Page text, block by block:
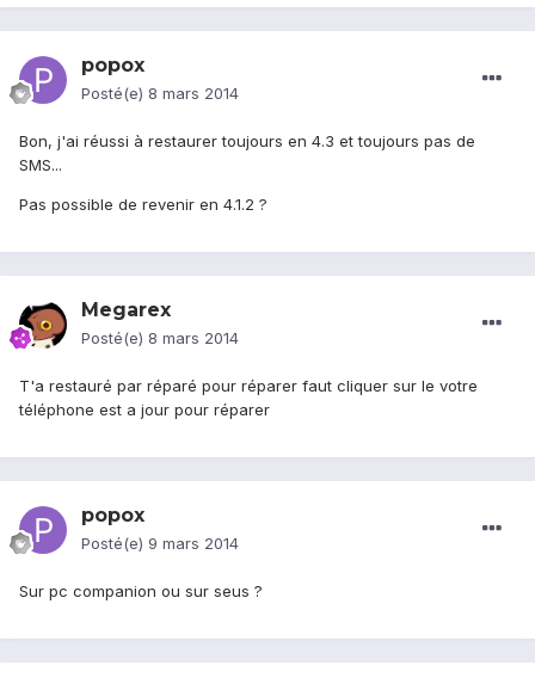
popox
Posté(e) 8 mars 2014
Bon, j'ai réussi à restaurer toujours en 4.3 et toujours pas de
SMS...
Pas possible de revenir en 4.1.2 ?
Megarex
Posté(e) 8 mars 2014
T'a restauré par réparé pour réparer faut cliquer sur le votre
téléphone est a jour pour réparer
popox
Posté(e) 9 mars 2014
Sur pc companion ou sur seus ?